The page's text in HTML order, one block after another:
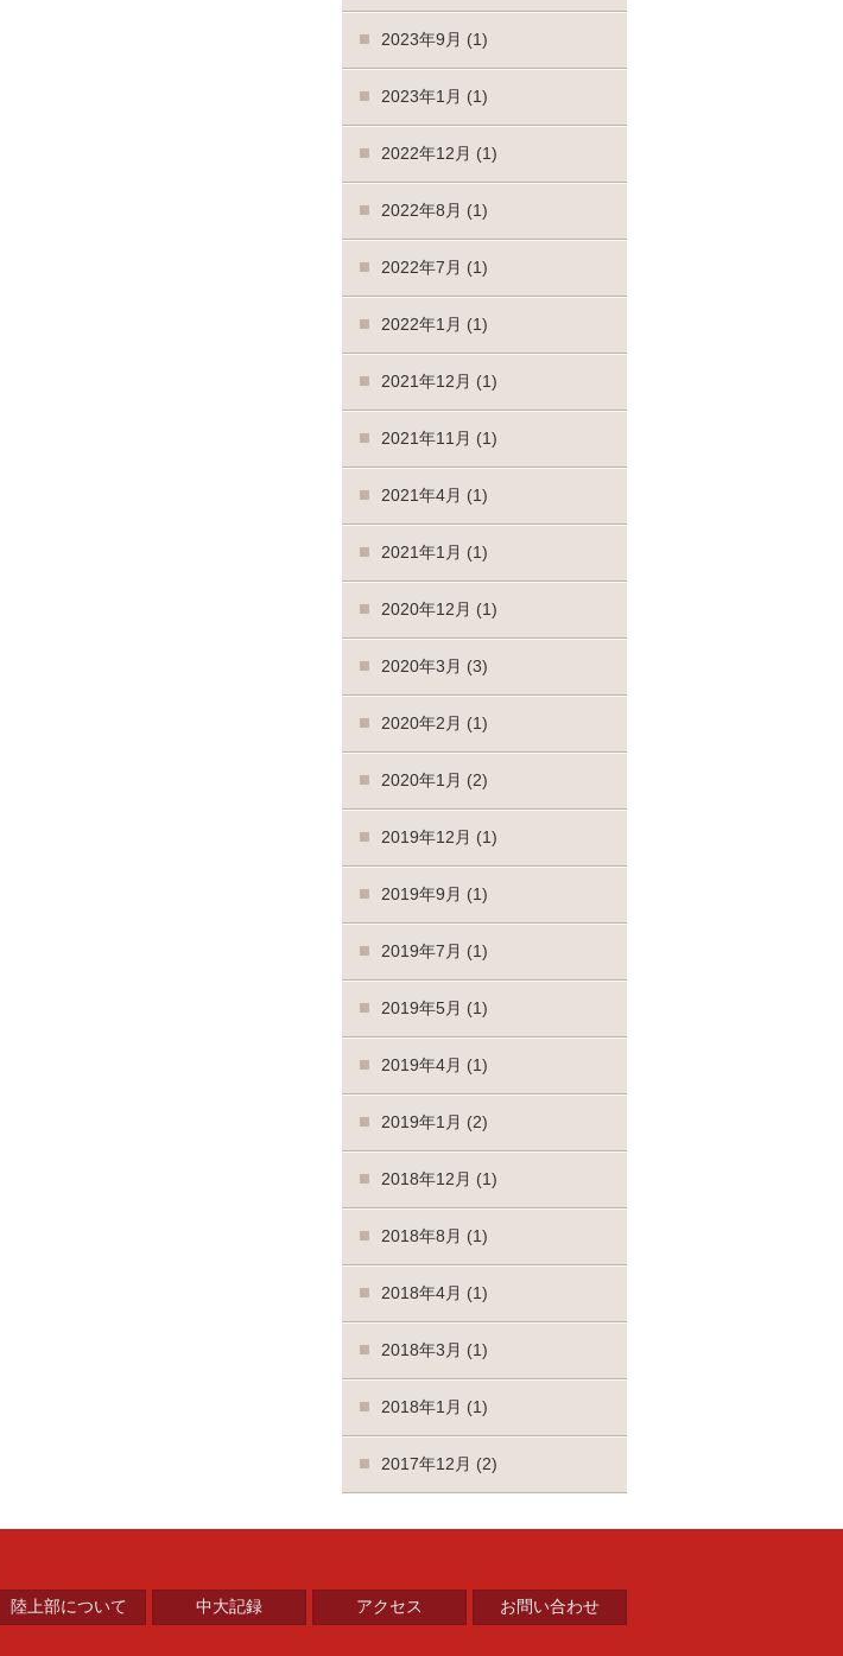
2023年9月 (1)
2023年1月 (1)
2022年12月 (1)
2022年8月 (1)
2022年7月 (1)
2022年1月 (1)
2021年12月 (1)
2021年11月 (1)
2021年4月 (1)
2021年1月 (1)
2020年12月 (1)
2020年3月 (3)
2020年2月 (1)
2020年1月 (2)
2019年12月 (1)
2019年9月 (1)
2019年7月 (1)
2019年5月 (1)
2019年4月 (1)
2019年1月 (2)
2018年12月 (1)
2018年8月 (1)
2018年4月 (1)
2018年3月 (1)
2018年1月 (1)
2017年12月 (2)
陸上部について 中大記録 アクセス お問い合わせ